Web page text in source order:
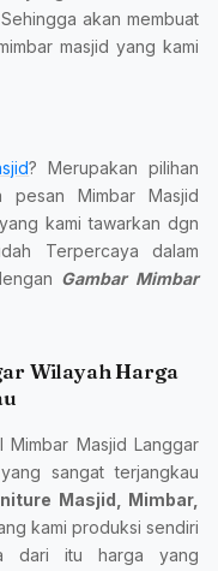
akan membuat
masjid yang kami
? Merupakan pilihan
Mimbar Masjid
kami tawarkan dgn
Terpercaya dalam
Gambar Mimbar
Wilayah Harga
Masjid Langgar
sangat terjangkau
Masjid, Mimbar,
kami produksi sendiri
dari itu harga yang